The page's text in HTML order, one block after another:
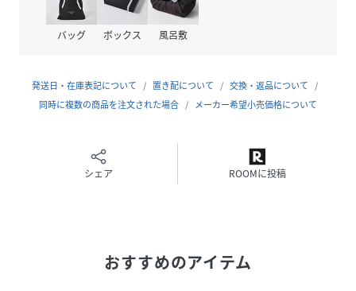
タンを閉じてさわやかきれいめに、どちらのスタイルもサマ
になるシルエットです。
【素材】
表面の毛羽感を抑える加工をすることで非常にサラサラ感が
あり、肌触り良い素材です。
このような多機能素材を使用しているため、夏の暑い毎日で
バッグ ボックス 風呂敷
発送日・在庫表記について 置き配について
交換・返品について
同時に複数の商品を注文された場合
メーカー希望小売価格について
シェア ROOMに投稿
おすすめのアイテム